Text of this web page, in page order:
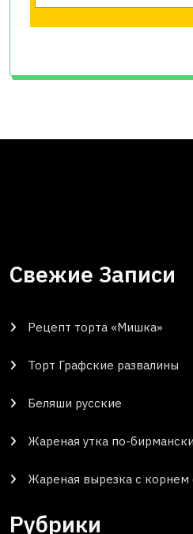
Свежие Записи
Рецепт торта «Мишка»
Торт Графские развалины
Беляши русские
Жареная утка по-бирмански
Жареная вырезка с
Рубрики